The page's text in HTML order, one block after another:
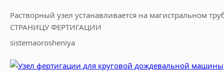
Растворный узел устанавливается на магистральном
СТРАНИЦУ ФЕРТИГАЦИИ
sistemaorosheniya